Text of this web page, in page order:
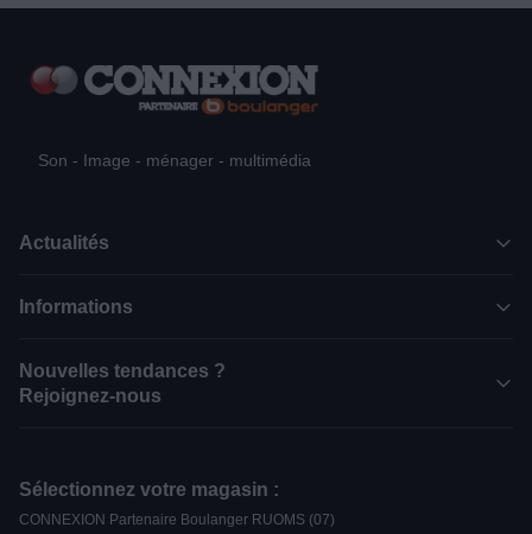
Son - Image - ménager - multimédia
Actualités
Informations
Nouvelles tendances ?
Rejoignez-nous
Sélectionnez votre magasin :
CONNEXION Partenaire Boulanger RUOMS (07)